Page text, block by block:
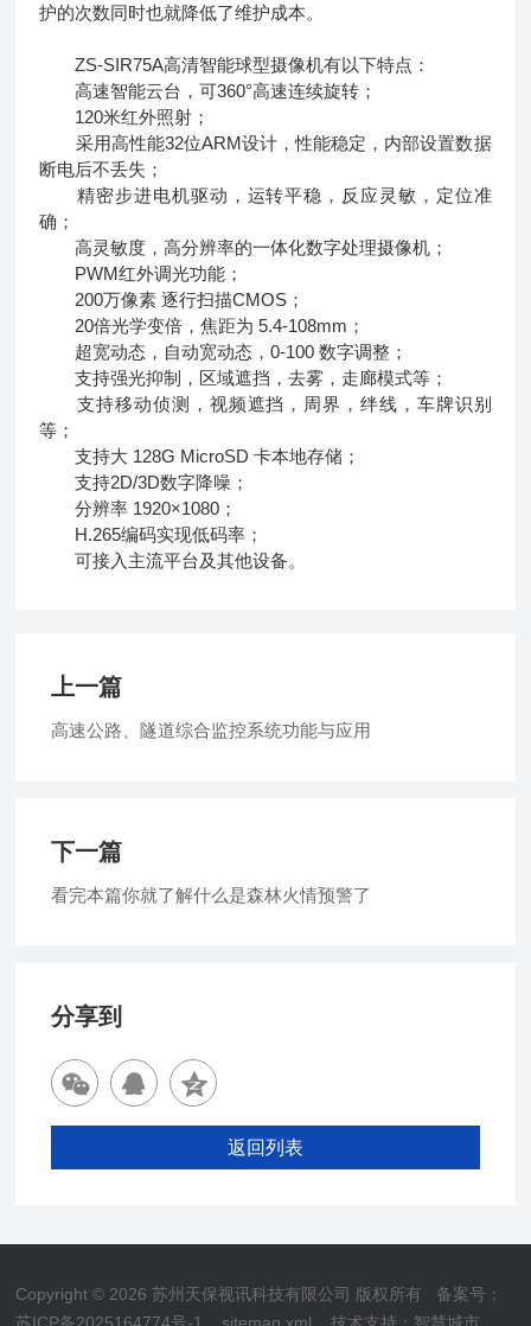
护的次数同时也就降低了维护成本。
ZS-SIR75A高清智能球型摄像机有以下特点：
高速智能云台，可360°高速连续旋转；
120米红外照射；
采用高性能32位ARM设计，性能稳定，内部设置数据
断电后不丢失；
精密步进电机驱动，运转平稳，反应灵敏，定位准
确；
高灵敏度，高分辨率的一体化数字处理摄像机；
PWM红外调光功能；
200万像素 逐行扫描CMOS；
20倍光学变倍，焦距为 5.4-108mm；
超宽动态，自动宽动态，0-100 数字调整；
支持强光抑制，区域遮挡，去雾，走廊模式等；
支持移动侦测，视频遮挡，周界，绊线，车牌识别
等；
支持大 128G MicroSD 卡本地存储；
支持2D/3D数字降噪；
分辨率 1920×1080；
H.265编码实现低码率；
可接入主流平台及其他设备。
上一篇
高速公路、隧道综合监控系统功能与应用
下一篇
看完本篇你就了解什么是森林火情预警了
分享到
返回列表
Copyright © 2026 苏州天保视讯科技有限公司 版权所有 备案号：
苏ICP备2025164774号-1
sitemap.xml 技术支持： 智慧城市